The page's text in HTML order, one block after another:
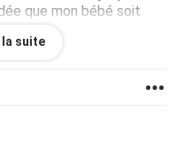
que mon bébé soit
examen j'ai du sentir
un petit signe, pas un
le stress????
suite